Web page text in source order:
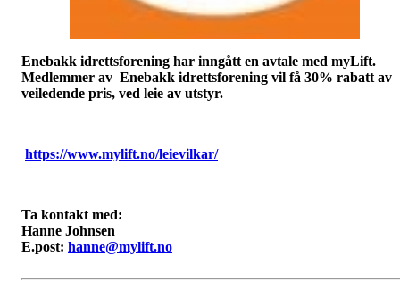
Enebakk idrettsforening har inngått en avtale med myLift.
Medlemmer av Enebakk idrettsforening vil få 30% rabatt av
veiledende pris, ved leie av utstyr.
https://www.mylift.no/leievilkar/
Ta kontakt med:
Hanne Johnsen
E.post: hanne@mylift.no